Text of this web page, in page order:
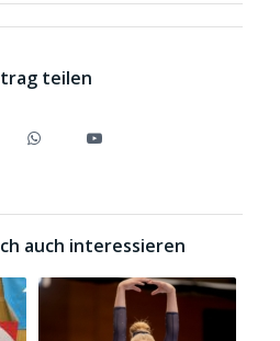
teilen
auch interessieren